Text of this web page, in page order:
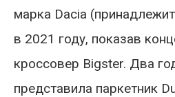
марка Dacia
в 2021 году, показав
кроссовер Bigster. Два
представила паркетник